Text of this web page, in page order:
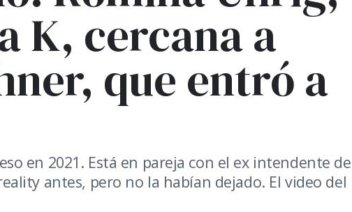
K, cercana a
que entró a
en 2021. Está en pareja con el ex intendente de
antes, pero no la habían dejado. El video del